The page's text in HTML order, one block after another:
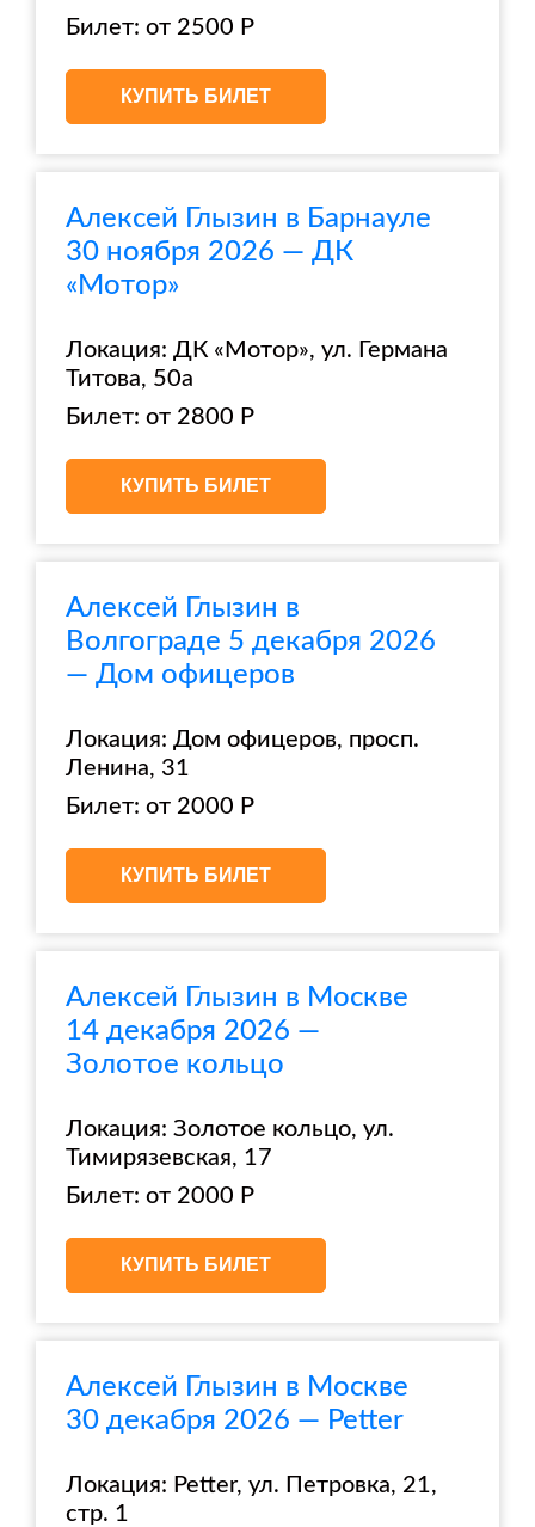
Билет: от 2500 Р
КУПИТЬ БИЛЕТ
Алексей Глызин в Барнауле
30 ноября 2026 — ДК
«Мотор»
Локация: ДК «Мотор», ул. Германа
Титова, 50а
Билет: от 2800 Р
КУПИТЬ БИЛЕТ
Алексей Глызин в
Волгограде 5 декабря 2026
— Дом офицеров
Локация: Дом офицеров, просп.
Ленина, 31
Билет: от 2000 Р
КУПИТЬ БИЛЕТ
Алексей Глызин в Москве
14 декабря 2026 —
Золотое кольцо
Локация: Золотое кольцо, ул.
Тимирязевская, 17
Билет: от 2000 Р
КУПИТЬ БИЛЕТ
Алексей Глызин в Москве
30 декабря 2026 — Petter
Локация: Petter, ул. Петровка, 21,
стр. 1